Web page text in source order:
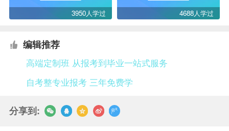
3950人学过 4688人学过
编辑推荐
高端定制班 从报考到毕业一站式服务
自考整专业报考 三年免费学
分享到: